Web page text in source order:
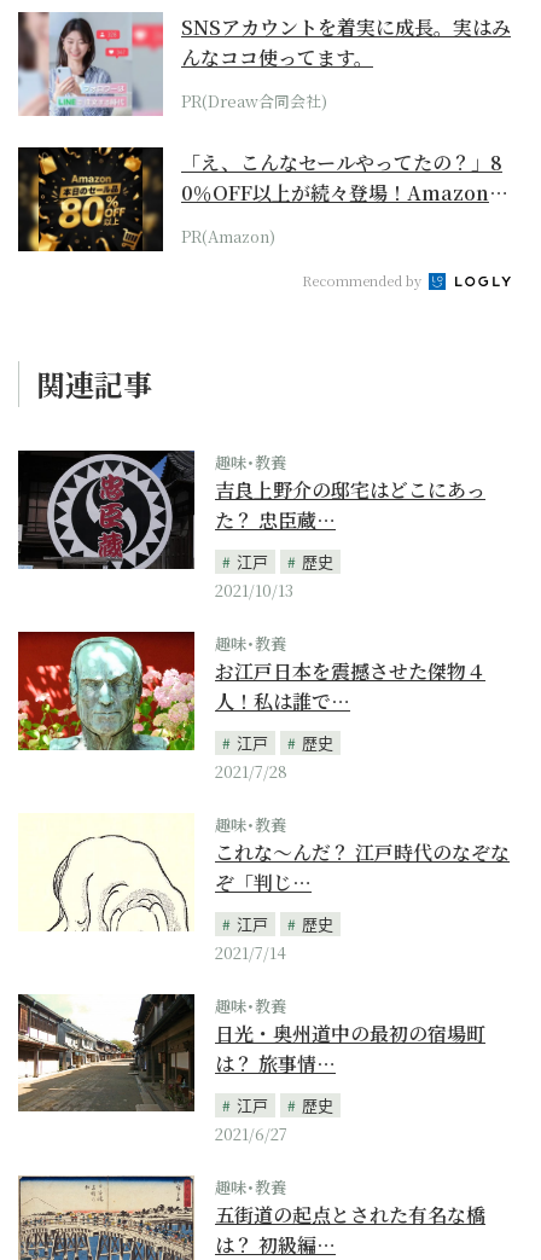
SNSアカウントを着実に成長。実はみ
んなココ使ってます。
PR(Dreaw合同会社)
「え、こんなセールやってたの？」8
0％OFF以上が続々登場！Amazonの
本気が...
PR(Amazon)
Recommended by
関連記事
趣味･教養
吉良上野介の邸宅はどこにあっ
た？ 忠臣蔵…
江戸
歴史
2021/10/13
趣味･教養
お江戸日本を震撼させた傑物４
人！私は誰で…
江戸
歴史
2021/7/28
趣味･教養
これな～んだ？ 江戸時代のなぞな
ぞ「判じ…
江戸
歴史
2021/7/14
趣味･教養
日光・奥州道中の最初の宿場町
は？ 旅事情…
江戸
歴史
2021/6/27
趣味･教養
五街道の起点とされた有名な橋
は？ 初級編…